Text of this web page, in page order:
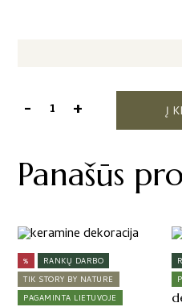
-produkto
derinį
+ Į
Panašūs
%
RANKŲ DARBO
TIK STORY BY NATURE
PAGAMINTA LIETUVOJE